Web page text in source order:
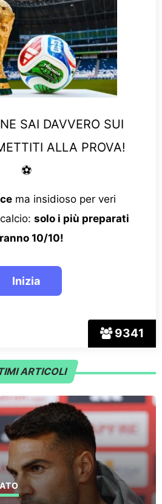
9341
SAI DAVVERO SUI
ALLA PROVA!
⚽
ma insidioso per veri
solo i più preparati
10/10!
ARTICOLI